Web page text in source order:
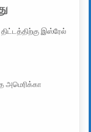
இஸ்ரேல்
அமெரிக்கா